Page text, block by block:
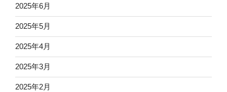
2025年6月
2025年5月
2025年4月
2025年3月
2025年2月